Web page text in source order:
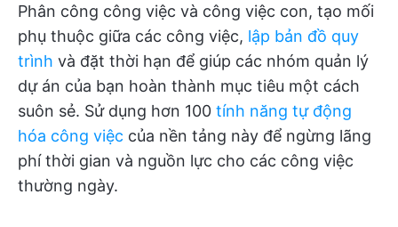
Phân công công việc và công việc con, tạo mối
phụ thuộc giữa các công việc, lập bản đồ quy
trình và đặt thời hạn để giúp các nhóm quản lý
dự án của bạn hoàn thành mục tiêu một cách
suôn sẻ. Sử dụng hơn 100 tính năng tự động
hóa công việc của nền tảng này để ngừng lãng
phí thời gian và nguồn lực cho các công việc
thường ngày.